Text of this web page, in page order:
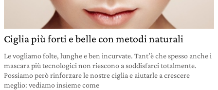
Ciglia più forti e belle con metodi naturali
Le vogliamo folte, lunghe e ben incurvate. Tant’è che spesso anche i
mascara più tecnologici non riescono a soddisfarci totalmente.
Possiamo però rinforzare le nostre ciglia e aiutarle a crescere
meglio: vediamo insieme come